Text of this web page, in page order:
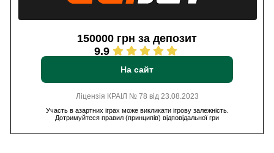
150000 грн за депозит
9.9
На сайт
Ліцензія КРАІЛ № 78 від 23.08.2023
Участь в азартних іграх може викликати ігрову залежність.
Дотримуйтеся правил (принципів) відповідальної гри